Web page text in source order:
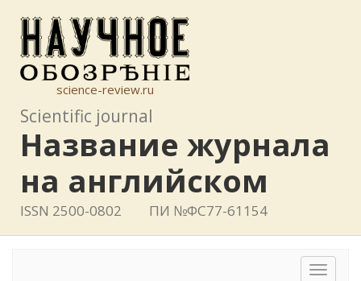
science-review.ru
Scientific journal
Название журнала
на английском
ISSN 2500-0802 ПИ №ФС77-61154
Toggle